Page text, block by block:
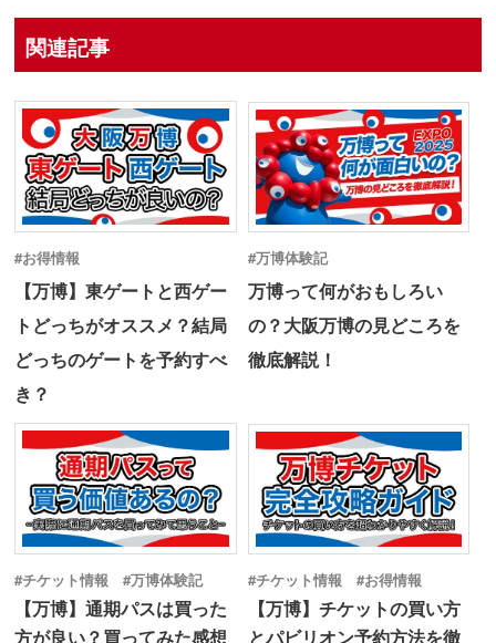
関連記事
#お得情報
【万博】東ゲートと西ゲー
トどっちがオススメ？結局
どっちのゲートを予約すべ
き？
#万博体験記
万博って何がおもしろい
の？大阪万博の見どころを
徹底解説！
#チケット情報 #万博体験記
【万博】通期パスは買った
方が良い？買ってみた感想
#チケット情報 #お得情報
【万博】チケットの買い方
とパビリオン予約方法を徹